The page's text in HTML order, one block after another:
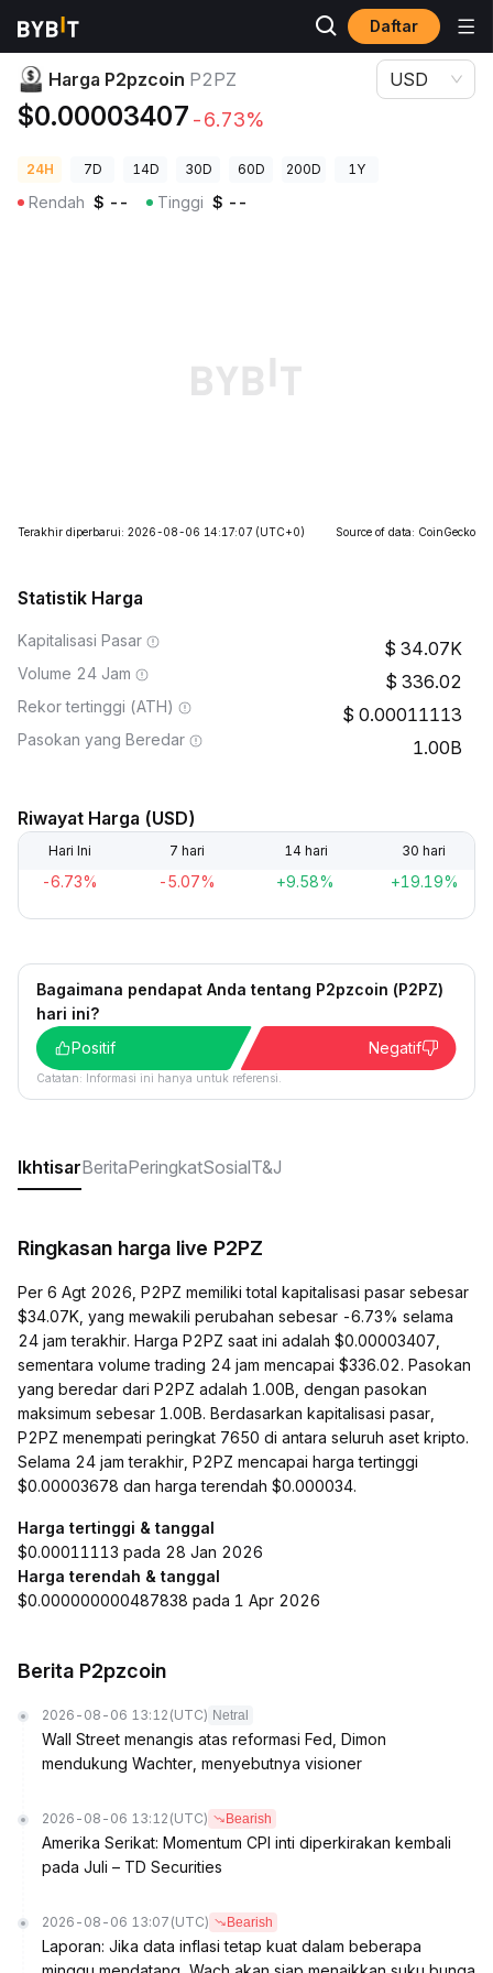
Daftar
Harga Kripto
Harga P2pzcoin P2PZ
$0.00003407 -6.73%
USD
24H 7D 14D 30D 60D 200D 1Y
Rendah $ -- Tinggi $ --
Terakhir diperbarui: 2026-08-06 14:17:07 (UTC+0) Source of data: CoinGecko
Statistik Harga
Kapitalisasi Pasar 34.07K
Volume 24 Jam 336.02
Rekor tertinggi (ATH) 0.00011113
Pasokan yang Beredar 1.00B
Riwayat Harga (USD)
Hari Ini 7 hari 14 hari 30 hari
-6.73% -5.07% +9.58% +19.19%
Bagaimana pendapat Anda tentang P2pzcoin (P2PZ)
hari ini?
Positif
Negatif
Catatan: Informasi ini hanya untuk referensi.
IkhtisarBeritaPeringkatSosialT&J
Ringkasan harga live P2PZ
Per 6 Agt 2026, P2PZ memiliki total kapitalisasi pasar sebesar
$34.07K, yang mewakili perubahan sebesar -6.73% selama
24 jam terakhir. Harga P2PZ saat ini adalah $0.00003407,
sementara volume trading 24 jam mencapai $336.02. Pasokan
yang beredar dari P2PZ adalah 1.00B, dengan pasokan
maksimum sebesar 1.00B. Berdasarkan kapitalisasi pasar,
P2PZ menempati peringkat 7650 di antara seluruh aset kripto.
Selama 24 jam terakhir, P2PZ mencapai harga tertinggi
$0.00003678 dan harga terendah $0.000034.
Harga tertinggi & tanggal
$0.00011113 pada 28 Jan 2026
Harga terendah & tanggal
$0.000000000487838 pada 1 Apr 2026
Berita P2pzcoin
2026-08-06 13:12 (UTC) Netral
Wall Street menangis atas reformasi Fed, Dimon
mendukung Wachter, menyebutnya visioner
2026-08-06 13:12 (UTC) Bearish
Amerika Serikat: Momentum CPI inti diperkirakan kembali
pada Juli – TD Securities
2026-08-06 13:07 (UTC) Bearish
Laporan: Jika data inflasi tetap kuat dalam beberapa